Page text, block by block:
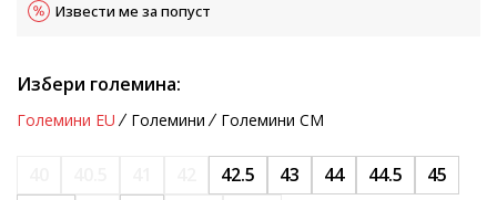
Извести ме за попуст
Избери големина:
Големини EU Големини Големини CM
42.5 43 44 44.5
45